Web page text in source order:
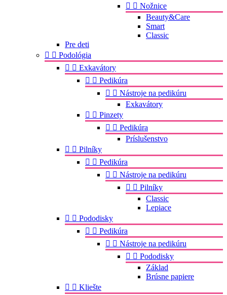
  Nožnice
Beauty&Care
Smart
Classic
Pre deti
  Podológia
  Exkavátory
  Pedikúra
  Nástroje na pedikúru
Exkavátory
  Pinzety
  Pedikúra
Príslušenstvo
  Pilníky
  Pedikúra
  Nástroje na pedikúru
  Pilníky
Classic
Lepiace
  Pododisky
  Pedikúra
  Nástroje na pedikúru
  Pododisky
Základ
Brúsne papiere
  Kliešte